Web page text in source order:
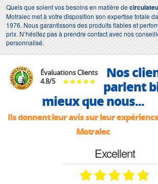
Quels que soient vos besoins en matière de
Motralec met à votre disposition son expertise totale
1976. Nous garantissons des produits fiables et
prix. N’hésitez pas à prendre contact avec nos
personnalisé.
Évaluations Clients
4.8/5
Nos
parlent
mieux que nous...
Ils donnent leur avis sur leur
Motralec
Excellent